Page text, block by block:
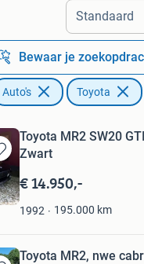
Alle afstanden…
Bewaar je
Auto's Toyota
Toyota MR2 SW20
Zwart
€ 14.950,-
1992 195.000 km
Toyota MR2, nwe